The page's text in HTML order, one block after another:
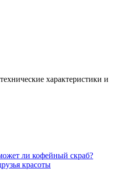
характеристики и
ли кофейный скраб?
красоты